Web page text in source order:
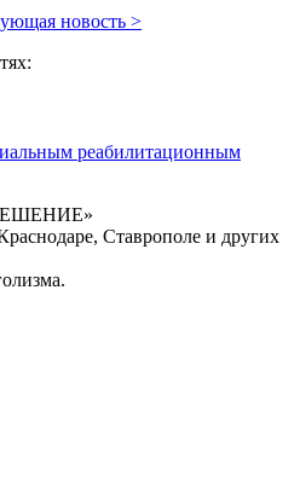
новость >
Ставрополе и других